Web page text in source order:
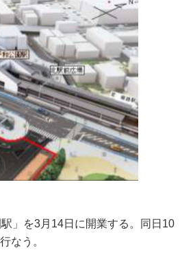
」を3月14日に開業する。同日10
なう。